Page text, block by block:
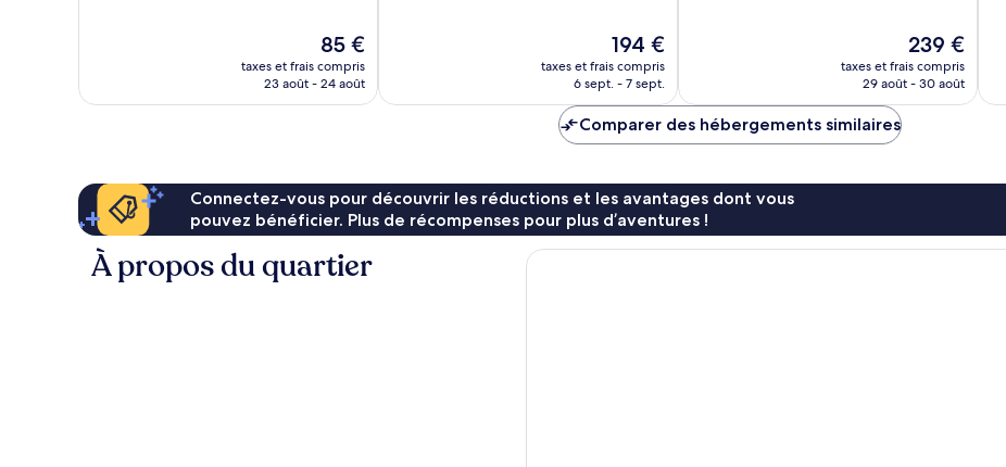
Le
nouveau
prix
85 €
taxes et frais compris
23 août - 24 août
Le
nouveau
prix
de
194 €
194 €
taxes et frais compris
6 sept. - 7 sept.
Le
nouveau
prix
239 €
taxes et frais compris
29 août - 30 août
Comparer des hébergements similaires
Connectez-vous pour découvrir les réductions et les avantages dont vous
pouvez bénéficier. Plus de récompenses pour plus d’aventures !
À propos du quartier